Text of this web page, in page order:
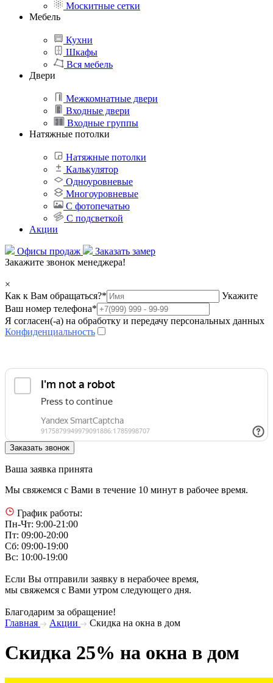
Москитные сетки
Мебель
Кухни
Шкафы
Вся мебель
Двери
Межкомнатные двери
Входные двери
Входные группы
Натяжные потолки
Натяжные потолки
Калькулятор
Одноуровневые
Многоуровневые
С фотопечатью
С подсветкой
Акции
Офисы продаж
Заказать замер
Закажите звонок менеджера!
×
Как к Вам обращаться?*
Укажите
Ваш номер телефона*
Я согласен(-а) на обработку и передачу персональных данных
Конфиденциальность
Ваша заявка принята
Мы свяжемся с Вами в течение 10 минут в рабочее время.
График работы:
Пн-Чт: 9:00-21:00
Пт: 09:00-20:00
Сб: 09:00-19:00
Вс: 10:00-19:00
Если Вы отправили заявку в нерабочее время,
мы свяжемся с Вами утром следующего дня.
Благодарим за обращение!
Главная
Акции Скидка на окна в дом
Скидка 25% на окна в дом